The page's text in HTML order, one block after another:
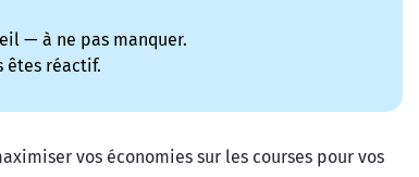
— à ne pas manquer.
êtes réactif.
vos économies sur les courses pour vos